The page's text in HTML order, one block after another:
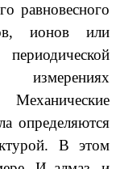
равновесного
ионов или
определяются
В этом